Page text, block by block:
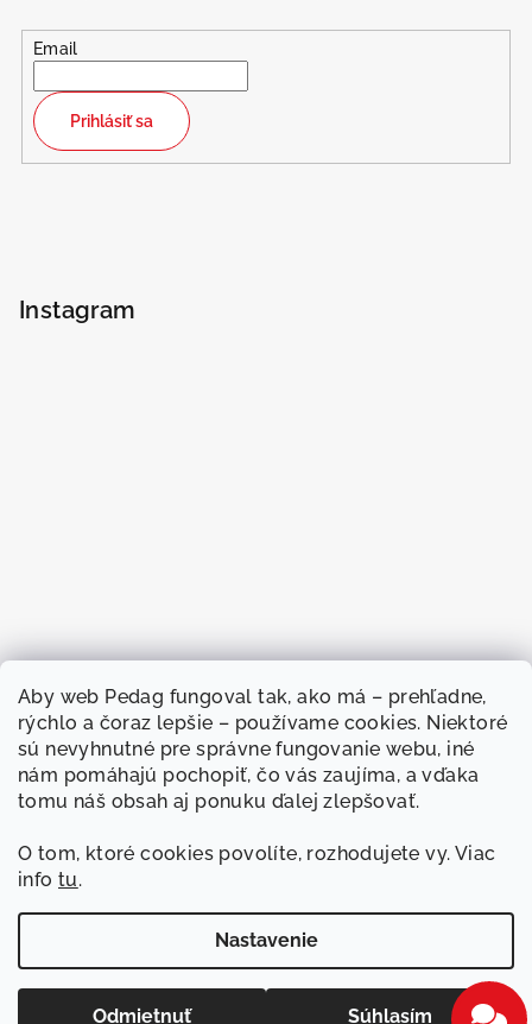
Aby web Pedag fungovaltak, ako má – prehľadne,
rýchlo a čoraz lepšie – používame cookies. Niektoré
sú nevyhnutné pre správnefungovanie webu, iné
nám pomáhajú pochopiť, čovás zaujíma, avďaka
tomu náš obsah aj ponukuďalej zlepšovať.
O tom, ktoré cookies povolíte, rozhodujetevy. Viac
info tu.
Nastavenie
Odmietnuť Súhlasím
Email
Prihlásiť sa
Instagram
Sledovať na Instagrame
Upraviť
nastavenie cookies